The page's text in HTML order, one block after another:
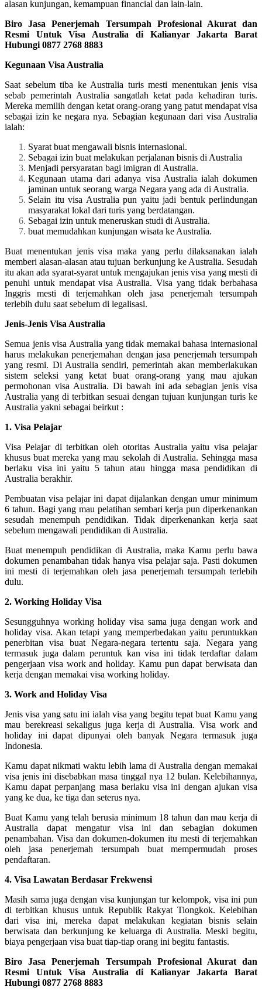
alasan kunjungan, kemampuan financial dan lain-lain.
Biro Jasa Penerjemah Tersumpah Profesional Akurat dan
Resmi Untuk Visa Australia di Kalianyar Jakarta Barat
Hubungi 0877 2768 8883
Kegunaan Visa Australia
Saat sebelum tiba ke Australia turis mesti menentukan jenis visa
sebab pemerintah Australia sangatlah ketat pada kehadiran turis.
Mereka memilih dengan ketat orang-orang yang patut mendapat visa
sebagai izin ke negara nya. Sebagian kegunaan dari visa Australia
ialah:
Syarat buat mengawali bisnis internasional.
Sebagai izin buat melakukan perjalanan bisnis di Australia
Menjadi persyaratan bagi imigran di Australia.
Kegunaan utama dari adanya visa Australia ialah dokumen
jaminan untuk seorang warga Negara yang ada di Australia.
Selain itu visa Australia pun yaitu jadi bentuk perlindungan
masyarakat lokal dari turis yang berdatangan.
Sebagai izin untuk meneruskan studi di Australia.
buat memudahkan kunjungan wisata ke Australia.
Buat menentukan jenis visa maka yang perlu dilaksanakan ialah
memberi alasan-alasan atau tujuan berkunjung ke Australia. Sesudah
itu akan ada syarat-syarat untuk mengajukan jenis visa yang mesti di
penuhi untuk mendapat visa Australia. Visa yang tidak berbahasa
Inggris mesti di terjemahkan oleh jasa penerjemah tersumpah
terlebih dulu saat sebelum di legalisasi.
Jenis-Jenis Visa Australia
Semua jenis visa Australia yang tidak memakai bahasa internasional
harus melakukan penerjemahan dengan jasa penerjemah tersumpah
yang resmi. Di Australia sendiri, pemerintah akan memberlakukan
sistem seleksi yang ketat buat orang-orang yang mau ajukan
permohonan visa Australia. Di bawah ini ada sebagian jenis visa
Australia yang di terbitkan sesuai dengan tujuan kunjungan turis ke
Australia yakni sebagai beirkut :
1. Visa Pelajar
Visa Pelajar di terbitkan oleh otoritas Australia yaitu visa pelajar
khusus buat mereka yang mau sekolah di Australia. Sehingga masa
berlaku visa ini yaitu 5 tahun atau hingga masa pendidikan di
Australia berakhir.
Pembuatan visa pelajar ini dapat dijalankan dengan umur minimum
6 tahun. Bagi yang mau pelatihan sembari kerja pun diperkenankan
sesudah menempuh pendidikan. Tidak diperkenankan kerja saat
sebelum mengawali pendidikan di Australia.
Buat menempuh pendidikan di Australia, maka Kamu perlu bawa
dokumen penambahan tidak hanya visa pelajar saja. Pasti dokumen
ini mesti di terjemahkan oleh jasa penerjemah tersumpah terlebih
dulu.
2. Working Holiday Visa
Sesungguhnya working holiday visa sama juga dengan work and
holiday visa. Akan tetapi yang memperbedakan yaitu peruntukkan
penerbitan visa buat Negara-negara tertentu saja. Negara yang
termasuk juga dalam peruntuk kan visa ini tidak terdaftar dalam
pengerjaan visa work and holiday. Kamu pun dapat berwisata dan
kerja dengan memakai visa working holiday.
3. Work and Holiday Visa
Jenis visa yang satu ini ialah visa yang begitu tepat buat Kamu yang
mau berekreasi sekaligus juga kerja di Australia. Visa work and
holiday ini dapat dipunyai oleh banyak Negara termasuk juga
Indonesia.
Kamu dapat nikmati waktu lebih lama di Australia dengan memakai
visa jenis ini disebabkan masa tinggal nya 12 bulan. Kelebihannya,
Kamu dapat perpanjang masa berlaku visa ini dengan ajukan visa
yang ke dua, ke tiga dan seterus nya.
Buat Kamu yang telah berusia minimum 18 tahun dan mau kerja di
Australia dapat mengatur visa ini dan sebagian dokumen
penambahan. Visa dan dokumen-dokumen itu mesti di terjemahkan
oleh jasa penerjemah tersumpah buat mempermudah proses
pendaftaran.
4. Visa Lawatan Berdasar Frekwensi
Masih sama juga dengan visa kunjungan tur kelompok, visa ini pun
di terbitkan khusus untuk Republik Rakyat Tiongkok. Kelebihan
dari visa ini, mereka dapat melakukan kegiatan bisnis selain
berwisata dan berkunjung ke keluarga di Australia. Meski begitu,
biaya pengerjaan visa buat tiap-tiap orang ini begitu fantastis.
Biro Jasa Penerjemah Tersumpah Profesional Akurat dan
Resmi Untuk Visa Australia di Kalianyar Jakarta Barat
Hubungi 0877 2768 8883